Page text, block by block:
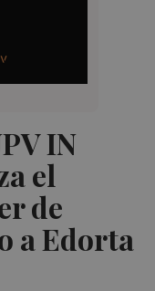
IN
el
de
a Edorta